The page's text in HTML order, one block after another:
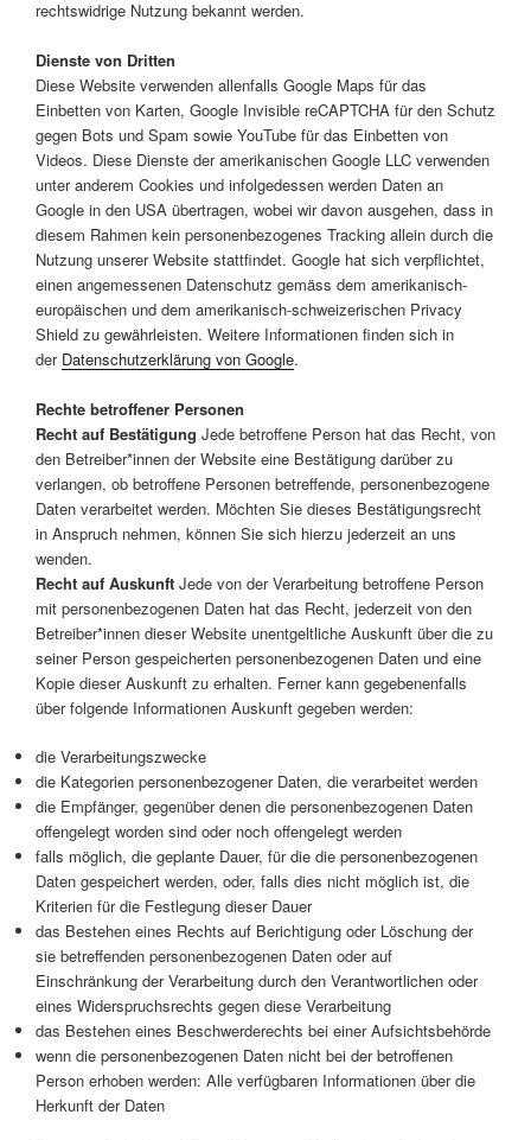
rechtswidrige Nutzung bekannt werden.
Dienste von Dritten
Diese Website verwenden allenfalls Google Maps für das
Einbetten von Karten, Google Invisible reCAPTCHA für den Schutz
gegen Bots und Spam sowie YouTube für das Einbetten von
Videos. Diese Dienste der amerikanischen Google LLC verwenden
unter anderem Cookies und infolgedessen werden Daten an
Google in den USA übertragen, wobei wir davon ausgehen, dass in
diesem Rahmen kein personenbezogenes Tracking allein durch die
Nutzung unserer Website stattfindet. Google hat sich verpflichtet,
einen angemessenen Datenschutz gemäss dem amerikanisch-
europäischen und dem amerikanisch-schweizerischen Privacy
Shield zu gewährleisten. Weitere Informationen finden sich in
der Datenschutzerklärung von Google.
Rechte betroffener Personen
Recht auf Bestätigung Jede betroffene Person hat das Recht, von
den Betreiber*innen der Website eine Bestätigung darüber zu
verlangen, ob betroffene Personen betreffende, personenbezogene
Daten verarbeitet werden. Möchten Sie dieses Bestätigungsrecht
in Anspruch nehmen, können Sie sich hierzu jederzeit an uns
wenden.
Recht auf Auskunft Jede von der Verarbeitung betroffene Person
mit personenbezogenen Daten hat das Recht, jederzeit von den
Betreiber*innen dieser Website unentgeltliche Auskunft über die zu
seiner Person gespeicherten personenbezogenen Daten und eine
Kopie dieser Auskunft zu erhalten. Ferner kann gegebenenfalls
über folgende Informationen Auskunft gegeben werden:
die Verarbeitungszwecke
die Kategorien personenbezogener Daten, die verarbeitet werden
die Empfänger, gegenüber denen die personenbezogenen Daten
offengelegt worden sind oder noch offengelegt werden
falls möglich, die geplante Dauer, für die die personenbezogenen
Daten gespeichert werden, oder, falls dies nicht möglich ist, die
Kriterien für die Festlegung dieser Dauer
das Bestehen eines Rechts auf Berichtigung oder Löschung der
sie betreffenden personenbezogenen Daten oder auf
Einschränkung der Verarbeitung durch den Verantwortlichen oder
eines Widerspruchsrechts gegen diese Verarbeitung
das Bestehen eines Beschwerderechts bei einer Aufsichtsbehörde
wenn die personenbezogenen Daten nicht bei der betroffenen
Person erhoben werden: Alle verfügbaren Informationen über die
Herkunft der Daten